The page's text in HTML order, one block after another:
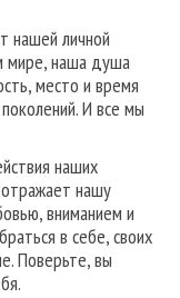
нашей личной
мире, наша душа
место и время
И все мы
наших
нашу
вниманием и
в себе, своих
Поверьте, вы